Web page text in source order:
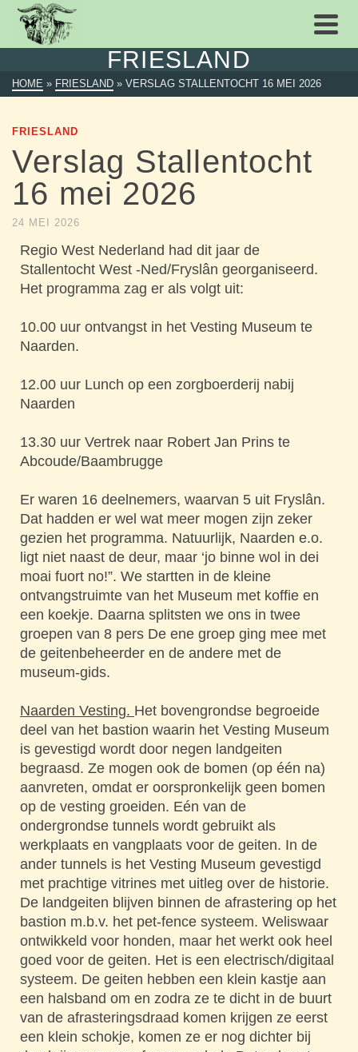
FRIESLAND
HOME » FRIESLAND » VERSLAG STALLENTOCHT 16 MEI 2026
FRIESLAND
Verslag Stallentocht
16 mei 2026
24 MEI 2026
Regio West Nederland had dit jaar de
Stallentocht West -Ned/Fryslân georganiseerd.
Het programma zag er als volgt uit:
10.00 uur ontvangst in het Vesting Museum te
Naarden.
12.00 uur Lunch op een zorgboerderij nabij
Naarden
13.30 uur Vertrek naar Robert Jan Prins te
Abcoude/Baambrugge
Er waren 16 deelnemers, waarvan 5 uit Fryslân.
Dat hadden er wel wat meer mogen zijn zeker
gezien het programma. Natuurlijk, Naarden e.o.
ligt niet naast de deur, maar ‘jo binne wol in dei
moai fuort no!”. We startten in de kleine
ontvangstruimte van het Museum met koffie en
een koekje. Daarna splitsten we ons in twee
groepen van 8 pers De ene groep ging mee met
de geitenbeheerder en de andere met de
museum-gids.
Naarden Vesting. Het bovengrondse begroeide
deel van het bastion waarin het Vesting Museum
is gevestigd wordt door negen landgeiten
begraasd. Ze mogen ook de bomen (op één na)
aanvreten, omdat er oorspronkelijk geen bomen
op de vesting groeiden. Eén van de
ondergrondse tunnels wordt gebruikt als
werkplaats en vangplaats voor de geiten. In de
ander tunnels is het Vesting Museum gevestigd
met prachtige vitrines met uitleg over de historie.
De landgeiten blijven binnen de afrastering op het
bastion m.b.v. het pet-fence systeem. Weliswaar
ontwikkeld voor honden, maar het werkt ook heel
goed voor de geiten. Het is een electrisch/digitaal
systeem. De geiten hebben een klein kastje aan
een halsband om en zodra ze te dicht in de buurt
van de afrasteringsdraad komen krijgen ze eerst
een klein schokje, komen ze er nog dichter bij